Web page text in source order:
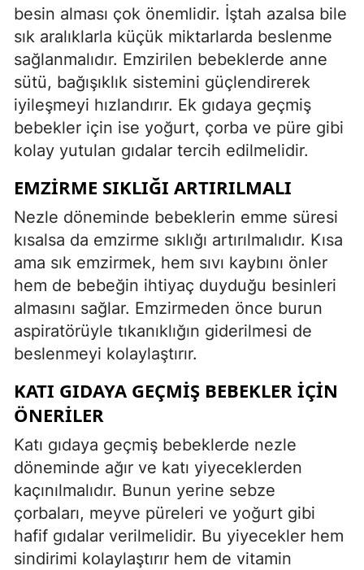
besin alması çok önemlidir. İştah azalsa bile
sık aralıklarla küçük miktarlarda beslenme
sağlanmalıdır. Emzirilen bebeklerde anne
sütü, bağışıklık sistemini güçlendirerek
iyileşmeyi hızlandırır. Ek gıdaya geçmiş
bebekler için ise yoğurt, çorba ve püre gibi
kolay yutulan gıdalar tercih edilmelidir.
EMZIRME SIKLIĞI ARTIRILMALI
Nezle döneminde bebeklerin emme süresi
kısalsa da emzirme sıklığı artırılmalıdır. Kısa
ama sık emzirmek, hem sıvı kaybını önler
hem de bebeğin ihtiyaç duyduğu besinleri
almasını sağlar. Emzirmeden önce burun
aspiratörüyle tıkanıklığın giderilmesi de
beslenmeyi kolaylaştırır.
KATI GIDAYA GEÇMIŞ BEBEKLER İÇIN
ÖNERILER
Katı gıdaya geçmiş bebeklerde nezle
döneminde ağır ve katı yiyeceklerden
kaçınılmalıdır. Bunun yerine sebze
çorbaları, meyve püreleri ve yoğurt gibi
hafif gıdalar verilmelidir. Bu yiyecekler hem
sindirimi kolaylaştırır hem de vitamin